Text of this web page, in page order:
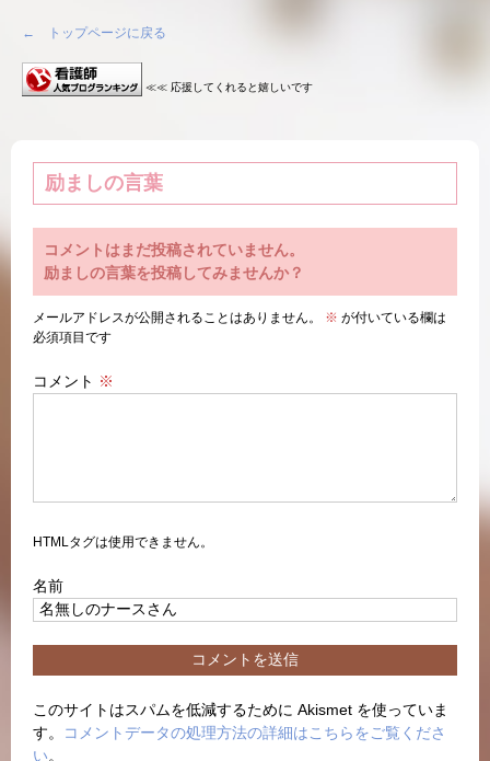
← トップページに戻る
≪≪ 応援してくれると嬉しいです
励ましの言葉
コメントはまだ投稿されていません。
励ましの言葉を投稿してみませんか？
メールアドレスが公開されることはありません。 ※ が付いている欄は
必須項目です
コメント ※
HTMLタグは使用できません。
名前
このサイトはスパムを低減するために Akismet を使っていま
す。
コメントデータの処理方法の詳細はこちらをご覧くださ
い。